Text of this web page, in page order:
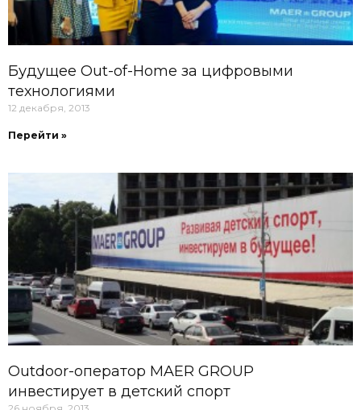
Будущее Out-of-Home за цифровыми
технологиями
12 декабря, 2013
Перейти »
Outdoor-оператор MAER GROUP
инвестирует в детский спорт